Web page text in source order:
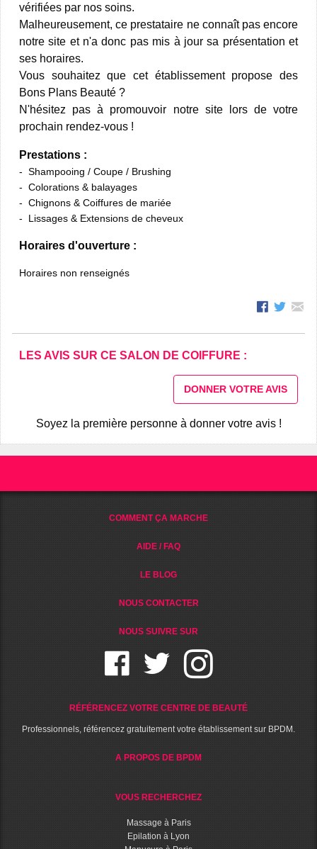
vérifiées par nos soins.
Malheureusement, ce prestataire ne connaît pas encore
notre site et n'a donc pas mis à jour sa présentation et
ses horaires.
Vous souhaitez que cet établissement propose des
Bons Plans Beauté ?
N'hésitez pas à promouvoir notre site lors de votre
prochain rendez-vous !
Prestations :
Shampooing / Coupe / Brushing
Colorations & balayages
Chignons & Coiffures de mariée
Lissages & Extensions de cheveux
Horaires d'ouverture :
Horaires non renseignés
LES AVIS SUR CE SALON DE COIFFURE :
DONNER VOTRE AVIS
Soyez la première personne à donner votre avis !
COMMENT ÇA MARCHE
AIDE / FAQ
LE BLOG
NOUS CONTACTER
NOUS SUIVRE SUR
RÉFÉRENCEZ VOTRE CENTRE DE BEAUTÉ
Professionnels, référencez gratuitement votre établissement sur BPDM.
A PROPOS DE BPDM
VOUS RECHERCHEZ
Massage à Paris
Epilation à Lyon